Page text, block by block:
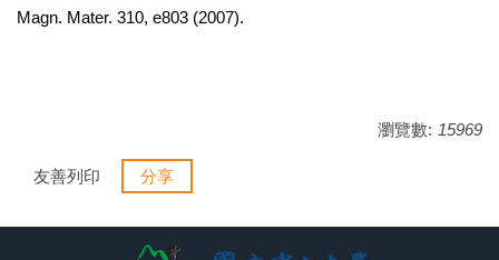
Magn. Mater. 310, e803 (2007).
瀏覽數: 15969
友善列印 分享